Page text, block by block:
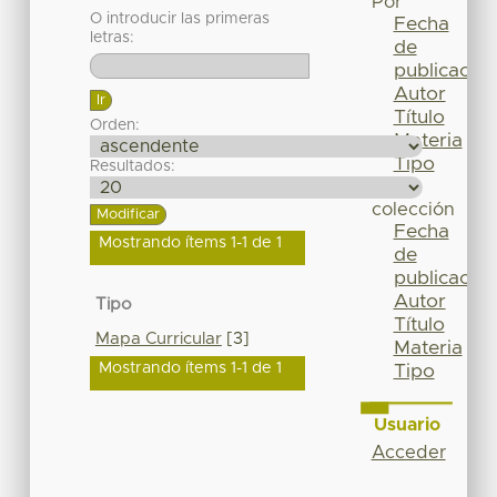
O introducir las primeras
letras:
Orden:
Resultados:
Mostrando ítems 1-1 de 1
Tipo
Mapa Curricular[3]
Mostrando ítems 1-1 de 1
Fecha
de
publicación
Autor
Título
Materia
Tipo
colección
Fecha
de
publicación
Autor
Título
Materia
Tipo
Usuario
Acceder